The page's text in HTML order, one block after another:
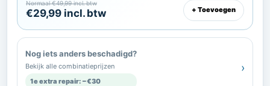
Normaal €49,99 incl. btw
€29,99 incl. btw + Toevoegen
Nog iets anders beschadigd?
Bekijk alle combinatieprijzen
1e extra repair: −€30
›